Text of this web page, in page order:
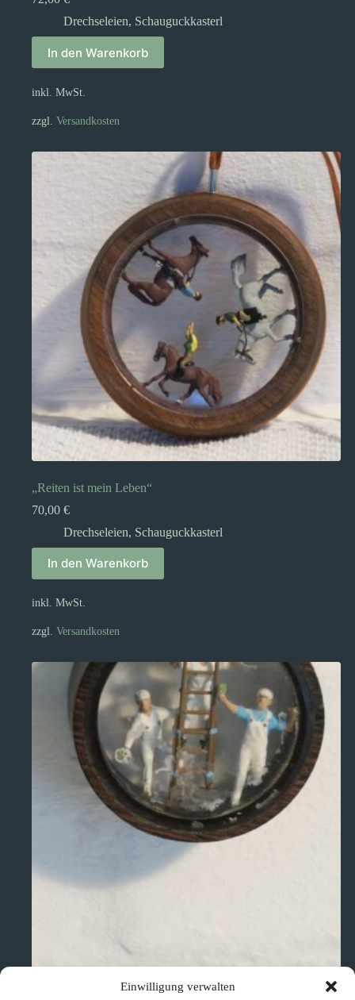
Einwilligung verwalten
Drechseleien, Schauguckkasterl
In den Warenkorb
inkl. MwSt.
zzgl. Versandkosten
„Reiten ist mein Leben“
70,00 €
Drechseleien, Schauguckkasterl
In den Warenkorb
inkl. MwSt.
zzgl. Versandkosten